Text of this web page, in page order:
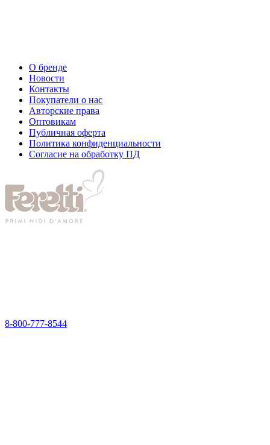
О бренде
Новости
Контакты
Покупатели о нас
Авторские права
Оптовикам
Публичная оферта
Политика конфиденциальности
Согласие на обработку ПД
8-800-777-8544